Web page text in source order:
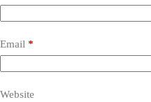
Email *
Website